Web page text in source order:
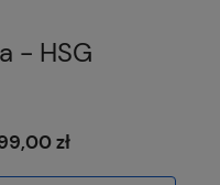
- HSG
zł